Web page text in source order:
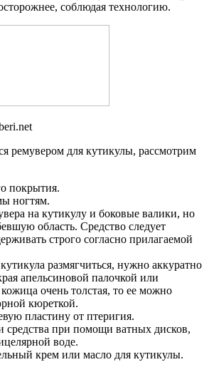
соблюдая технологию.
ремувером для кутикулы, рассмотрим
покрытия.
ногтям.
на кутикулу и боковые валики, но
область. Средство следует
строго согласно прилагаемой
размягчиться, нужно аккуратно
апельсиновой палочкой или
очень толстая, то ее можно
кюреткой.
пластину от птеригия.
средства при помощи ватных дисков,
воде.
крем или масло для кутикулы.